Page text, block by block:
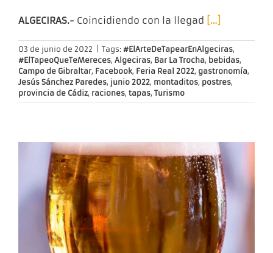
ALGECIRAS.- Coincidiendo con la llegad […]
03 de junio de 2022 Tags: #ElArteDeTapearEnAlgeciras,
#ElTapeoQueTeMereces, Algeciras, Bar La Trocha, bebidas,
Campo de Gibraltar, Facebook, Feria Real 2022, gastronomía,
Jesús Sánchez Paredes, junio 2022, montaditos, postres,
provincia de Cádiz, raciones, tapas, Turismo